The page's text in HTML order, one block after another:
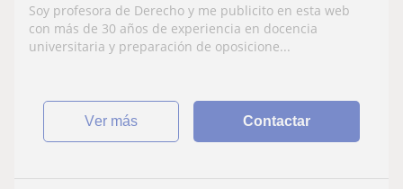
Soy profesora de Derecho y me publicito en esta web
con más de 30 años de experiencia en docencia
universitaria y preparación de oposicione...
ver más Contactar